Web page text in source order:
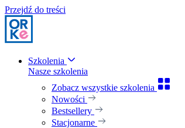
Przejdź do treści
Szkolenia
Nasze szkolenia
Zobacz wszystkie szkolenia
Nowości
Bestsellery
Stacjonarne